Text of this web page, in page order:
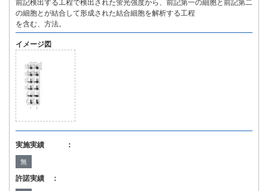
前記検出する工程で検出された蛍光強度から、前記第一の細胞と前記第二
の細胞とが結合して形成された結合細胞を解析する工程
を含む、方法。
イメージ図
実施実績 ：
無
許諾実績 ：